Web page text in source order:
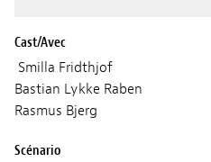
Cast/Avec
Smilla Fridthjof
Bastian Lykke Raben
Rasmus Bjerg
Scénario